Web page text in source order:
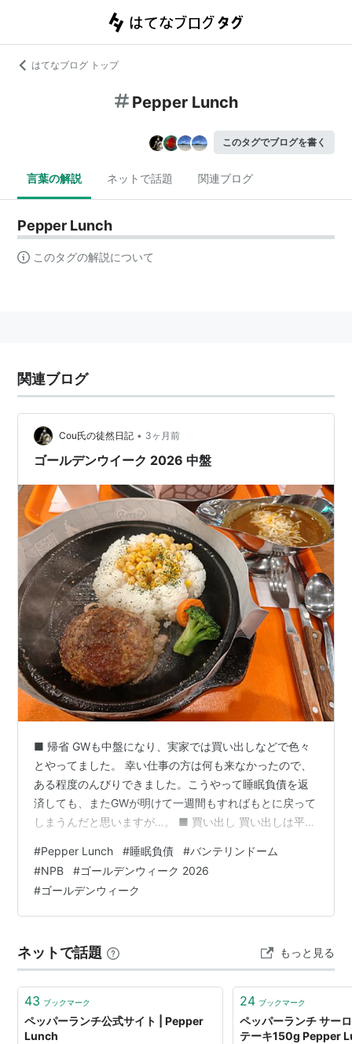
はてなブログ トップ
Pepper Lunch
このタグでブログを書く
言葉の解説 ネットで話題 関連ブログ
Pepper Lunch
このタグの解説について
関連ブログ
Cou氏の徒然日記 • 3ヶ月前
ゴールデンウイーク 2026 中盤
■ 帰省 GWも中盤になり、実家では買い出しなどで色々
とやってました。 幸い仕事の方は何も来なかったので、
ある程度のんびりできました。こうやって睡眠負債を返
済しても、またGWが明けて一週間もすればもとに戻って
しまうんだと思いますが…。 ■ 買い出し 買い出しは平日
テリンドームで野球がなかったことも大きいのかも知れ
ません。 あとは、天気もいまいちで、午後は雨風☔🍃が
酷くなる日もありましたので、その影響もありそうです
ね。 昼は久々に「ペッパーランチ」。 フードコートのお
チは健在でした。 新メニュー…
#Pepper Lunch #睡眠負債 #バンテリンドーム
#NPB #ゴールデンウィーク 2026
#ゴールデンウィーク
ネットで話題 もっと見る
43 ブックマーク
ペッパーランチ公式サイト | Pepper
Lunch
24 ブックマーク
ペッパーランチ サー
テーキ150g Pepper